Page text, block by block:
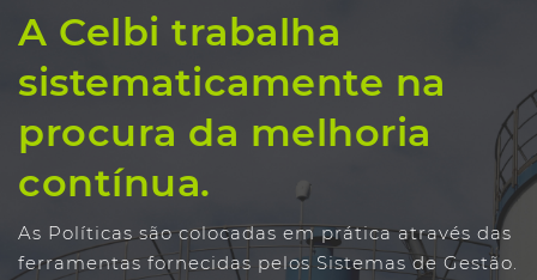
A Celbi trabalha
sistematicamente na
procura da melhoria
contínua.
As Políticas são colocadas em prática através das
ferra­mentas fornecidas pelos Sistemas de Gestão.